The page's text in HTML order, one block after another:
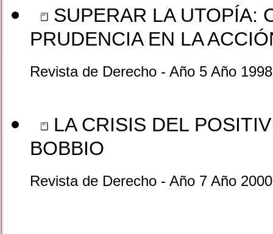
SUPERAR LA UTOPÍA:
PRUDENCIA EN LA
Revista de Derecho - Año 5 Año 1998
LA CRISIS DEL
BOBBIO
Revista de Derecho - Año 7 Año 2000